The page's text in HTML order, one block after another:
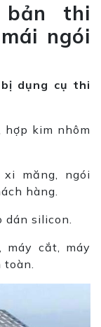
thi
ngói
dụng cụ thi
kim nhôm
măng, ngói
hàng.
dán silicon.
máy cắt, máy
toàn.